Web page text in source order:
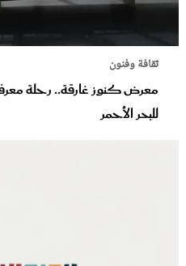
ثقافة وفنون
معرض كنوز غارقة.. رحلة
للبحر الأحمر